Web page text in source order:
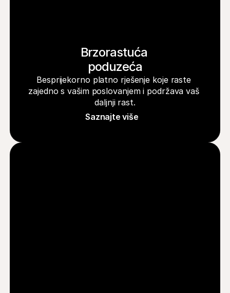
Brzorastuća
poduzeća
Besprijekorno platno rješenje koje raste
zajedno s vašim poslovanjem i podržava vaš
daljnji rast.
Saznajte više